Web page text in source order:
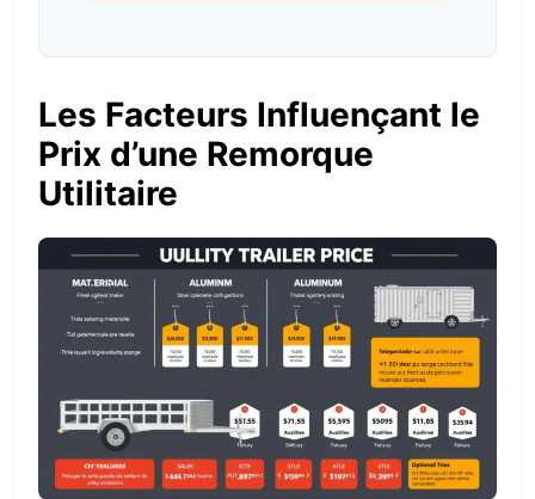
Les Facteurs Influençant le
Prix d’une Remorque
Utilitaire